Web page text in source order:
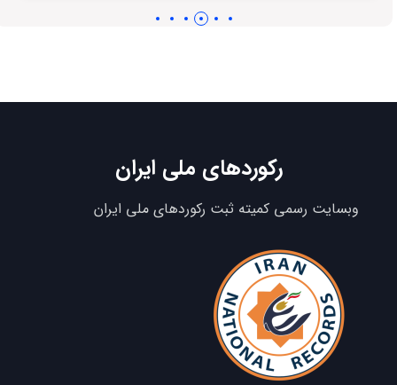
رکوردهای ملی ایران
وبسایت رسمی کمیته ثبت رکوردهای ملی ایران